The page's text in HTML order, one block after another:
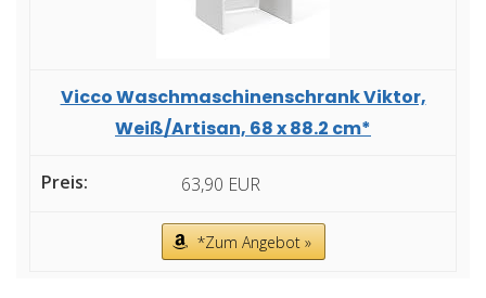
Vicco Waschmaschinenschrank Viktor,
Weiß/Artisan, 68 x 88.2 cm*
63,90 EUR
*Zum Angebot »